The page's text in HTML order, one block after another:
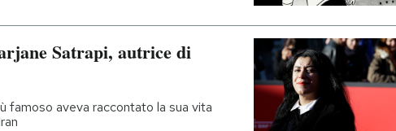
Satrapi, autrice di
famoso aveva raccontato la sua vita